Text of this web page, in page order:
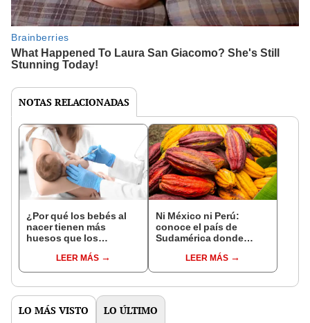
NOTAS RELACIONADAS
¿Por qué los bebés al
nacer tienen más
huesos que los
LEER MÁS
Ni México ni Perú:
conoce el país de
Sudamérica donde
estudioLEER MÁS
LO MÁS VISTO LO ÚLTIMO